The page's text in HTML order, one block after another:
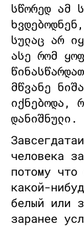
სწორედ ამ
სულაც არ
ასე რომ
მწვანე
იქნებოდა,
დანიშნული.
человека
потому что
какой-
белый или
заранее